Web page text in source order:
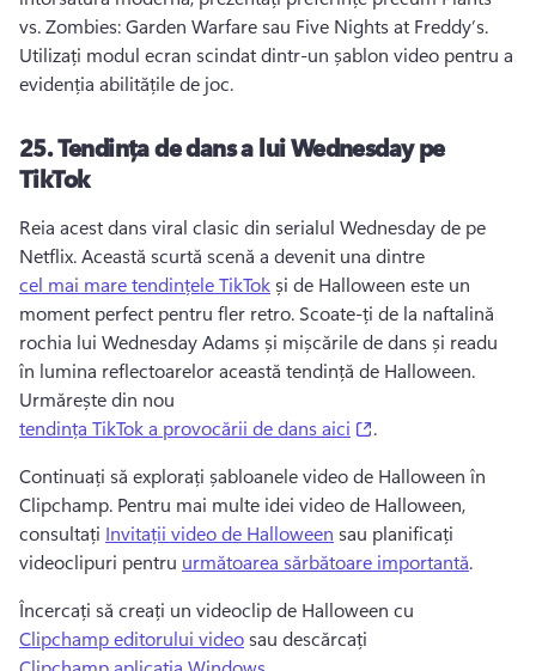
vs.
Utilizați modul ecran scindat dintr-un șablon video pentru a
evidenția abilitățile de joc.
25.Tendința de dans a lui Wednesday pe
TikTok
Reia acest dans viral clasic din serialul Wednesday de pe
Netflix. Această scurtă scenă a devenit una dintre
cel mai mare tendințele TikTok și de Halloween este un
moment perfect pentru fler retro. Scoate-ți de la naftalină
rochia lui Wednesday Adams și mișcările de dans și readu
Urmărește din nou
tendința TikTok a provocării de dans aici
(opens in a new
.
Continuați să explorați șabloanele video de Halloween în
Clipchamp. Pentru mai multe idei video de Halloween,
consultați Invitații video de Halloween sau planificați
videoclipuri pentru următoarea sărbătoare importantă.
Încercați să creați un videoclip de Halloween cu
Clipchamp editorului video sau descărcați